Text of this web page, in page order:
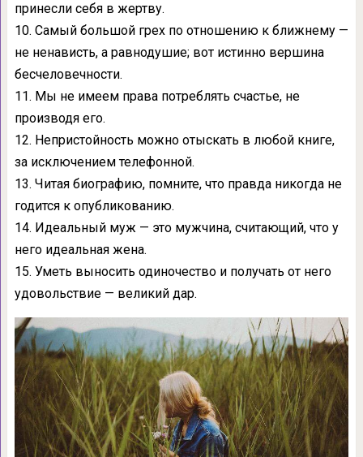
принесли себя в жертву.
10. Самый большой грех по отношению к ближнему —
не ненависть, а равнодушие; вот истинно вершина
бесчеловечности.
11. Мы не имеем права потреблять счастье, не
производя его.
12. Непристойность можно отыскать в любой книге,
за исключением телефонной.
13. Читая биографию, помните, что правда никогда не
годится к опубликованию.
14. Идеальный муж — это мужчина, считающий, что у
него идеальная жена.
15. Уметь выносить одиночество и получать от него
удовольствие — великий дар.